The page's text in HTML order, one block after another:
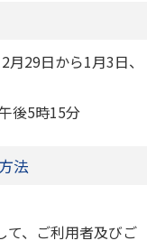
29日から1月3日、
後5時15分
法
て、ご利用者及びご